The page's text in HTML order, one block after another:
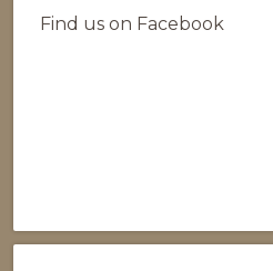
Find us on Facebook